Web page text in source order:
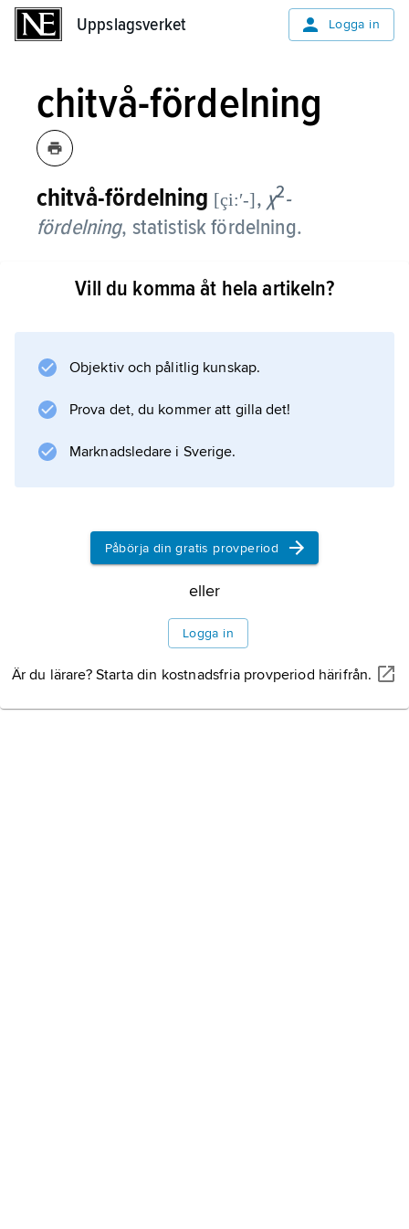
Uppslagsverket Logga in
chitvå-fördelning
chitvå-fördelning [çi:ʹ-], χ2-
fördelning, statistisk fördelning.
Information om artikeln
Vill du komma åt hela artikeln?
Objektiv och pålitlig kunskap.
Prova det, du kommer att gilla det!
Marknadsledare i Sverige.
Påbörja din gratis provperiod
eller
Logga in
Är du lärare? Starta din kostnadsfria provperiod härifrån.